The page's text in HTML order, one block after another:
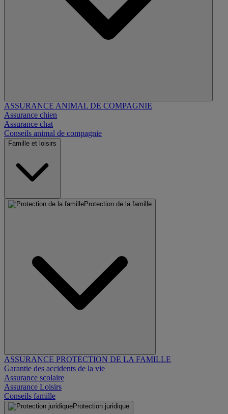
ASSURANCE ANIMAL DE COMPAGNIE
Assurance chien
Assurance chat
Conseils animal de compagnie
Famille et loisirs
Protection de la famille
ASSURANCE PROTECTION DE LA FAMILLE
Garantie des accidents de la vie
Assurance scolaire
Assurance Loisirs
Conseils famille
Protection juridique